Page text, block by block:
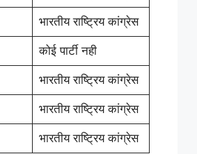
भारतीय राष्ट्रिय कांग्रेस
कोई पार्टी नही
भारतीय राष्ट्रिय कांग्रेस
भारतीय राष्ट्रिय कांग्रेस
भारतीय राष्ट्रिय कांग्रेस